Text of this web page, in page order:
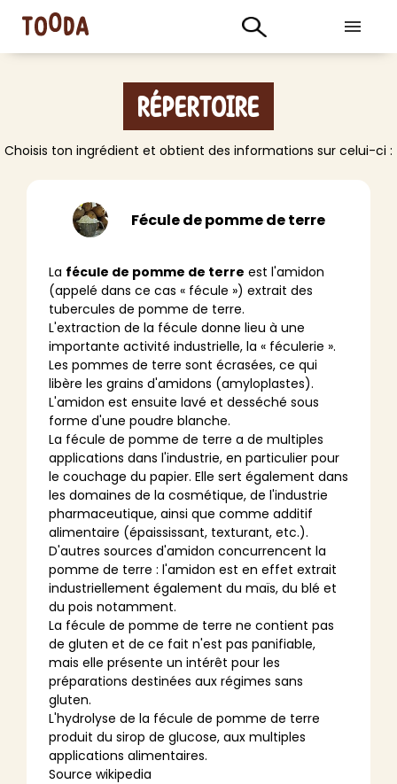
Répertoire
Choisis ton ingrédient et obtient des informations sur celui-ci :
Fécule de pomme de terre
La fécule de pomme de terre est l'amidon
(appelé dans ce cas « fécule ») extrait des
tubercules de pomme de terre.
L'extraction de la fécule donne lieu à une
importante activité industrielle, la « féculerie ».
Les pommes de terre sont écrasées, ce qui
libère les grains d'amidons (amyloplastes).
L'amidon est ensuite lavé et desséché sous
forme d'une poudre blanche.
La fécule de pomme de terre a de multiples
applications dans l'industrie, en particulier pour
le couchage du papier. Elle sert également dans
les domaines de la cosmétique, de l'industrie
pharmaceutique, ainsi que comme additif
alimentaire (épaississant, texturant, etc.).
D'autres sources d'amidon concurrencent la
pomme de terre : l'amidon est en effet extrait
industriellement également du maïs, du blé et
du pois notamment.
La fécule de pomme de terre ne contient pas
de gluten et de ce fait n'est pas panifiable,
mais elle présente un intérêt pour les
préparations destinées aux régimes sans
gluten.
L'hydrolyse de la fécule de pomme de terre
produit du sirop de glucose, aux multiples
applications alimentaires.
Source wikipedia